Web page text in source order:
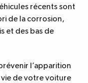
récents sont
de la corrosion,
et des bas de
l’apparition
de votre voiture